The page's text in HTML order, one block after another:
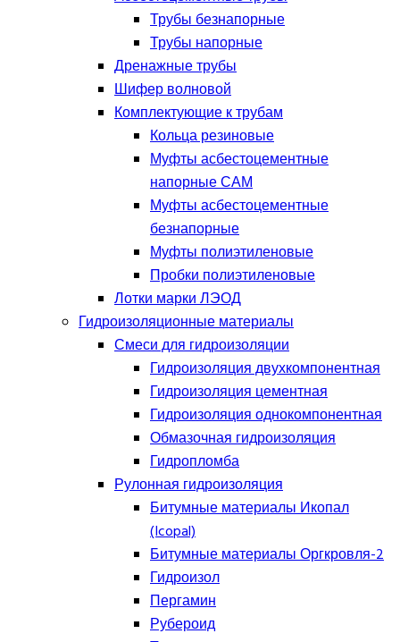
Трубы безнапорные
Трубы напорные
Дренажные трубы
Шифер волновой
Комплектующие к трубам
Кольца резиновые
Муфты асбестоцементные
напорные САМ
Муфты асбестоцементные
безнапорные
Муфты полиэтиленовые
Пробки полиэтиленовые
Лотки марки ЛЭОД
Гидроизоляционные материалы
Смеси для гидроизоляции
Гидроизоляция двухкомпонентная
Гидроизоляция цементная
Гидроизоляция однокомпонентная
Обмазочная гидроизоляция
Гидропломба
Рулонная гидроизоляция
Битумные материалы Икопал
(Icopal)
Битумные материалы Оргкровля-2
Гидроизол
Пергамин
Рубероид